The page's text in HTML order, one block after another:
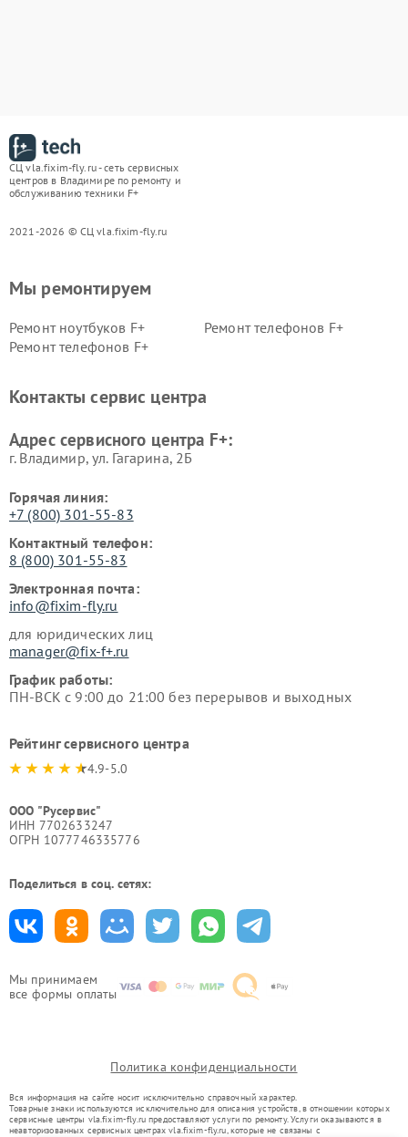
СЦ vla.fixim-fly.ru - сеть сервисных
центров в Владимире по ремонту и
обслуживанию техники F+
2021-2026 © СЦ vla.fixim-fly.ru
Мы принимаем
все формы оплаты
Мы ремонтируем
Ремонт ноутбуков F+
Ремонт телефонов F+
Ремонт телефонов F+
Контакты сервис центра
Адрес сервисного центра F+:
г. Владимир, ул. Гагарина, 2Б
Горячая линия:
+7 (800) 301-55-83
Контактный телефон:
8 (800) 301-55-83
Электронная почта:
info@fixim-fly.ru
для юридических лиц
manager@fix-f+.ru
График работы:
ПН-ВСК с 9:00 до 21:00 без перерывов и выходных
Рейтинг сервисного центра
4.9-5.0
ООО "Русервис"
ИНН 7702633247
ОГРН 1077746335776
Поделиться в соц. сетях:
Политика конфиденциальности
Вся информация на сайте носит исключительно справочный характер.
Товарные знаки используются исключительно для описания устройств, в отношении которых
сервисные центры vla.fixim-fly.ru предоставляют услуги по ремонту. Услуги оказываются в
неавторизованных сервисных центрах vla.fixim-fly.ru, которые не связаны с